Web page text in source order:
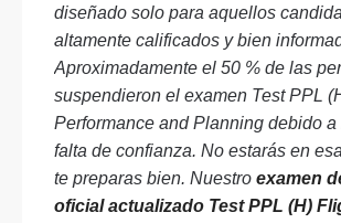
diseñado solo para aquellos
altamente calificados y bien
Aproximadamente el 50 % de las
suspendieron el examen Test PPL
Performance and Planning debido
falta de confianza. No estarás en
te preparas bien. Nuestro examen
oficial actualizado Test PPL (H)